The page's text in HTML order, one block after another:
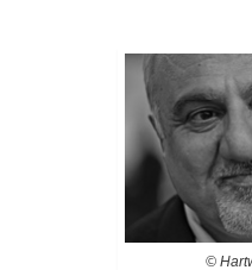
©